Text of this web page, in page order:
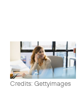
Credits: Gettyimages